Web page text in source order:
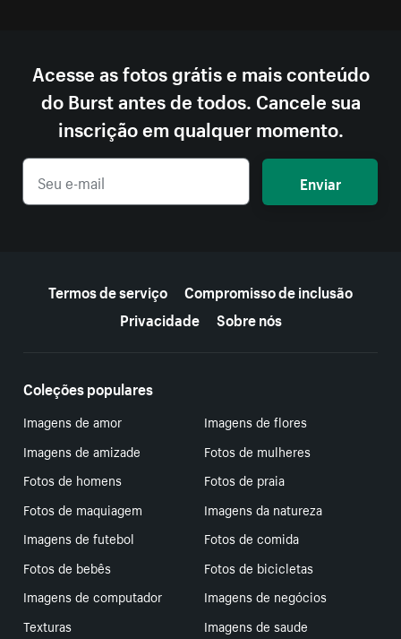
Acesse as fotos grátis e mais conteúdo
do Burst antes de todos. Cancele sua
inscrição em qualquer momento.
Enviar
Termos de serviço
Compromisso de inclusão
Privacidade
Sobre nós
Coleções populares
Imagens de amor
Imagens de flores
Imagens de amizade
Fotos de mulheres
Fotos de homens
Fotos de praia
Fotos de maquiagem
Imagens da natureza
Imagens de futebol
Fotos de comida
Fotos de bebês
Fotos de bicicletas
Imagens de computador
Imagens de negócios
Texturas
Imagens de saude